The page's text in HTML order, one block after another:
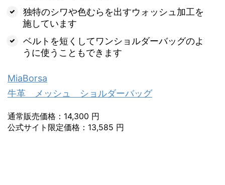
独特のシワや色むらを出すウォッシュ加工を
施しています
ベルトを短くしてワンショルダーバッグのよ
うに使うこともできます
MiaBorsa
牛革 メッシュ ショルダーバッグ
通常販売価格：14,300 円
公式サイト限定価格：13,585 円